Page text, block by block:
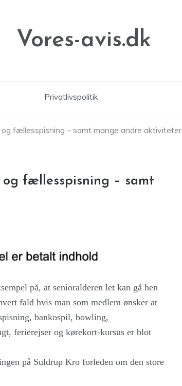
Vores-avis.dk
Privatlivspolitik
fællesspisning – samt mange andre aktiviteter
og fællesspisning – samt
på, at senioralderen let kan gå hen
fald hvis man som medlem ønsker at
bankospil, bowling,
ferierejser og kørekort-kursus er blot
på Suldrup Kro forleden om den store